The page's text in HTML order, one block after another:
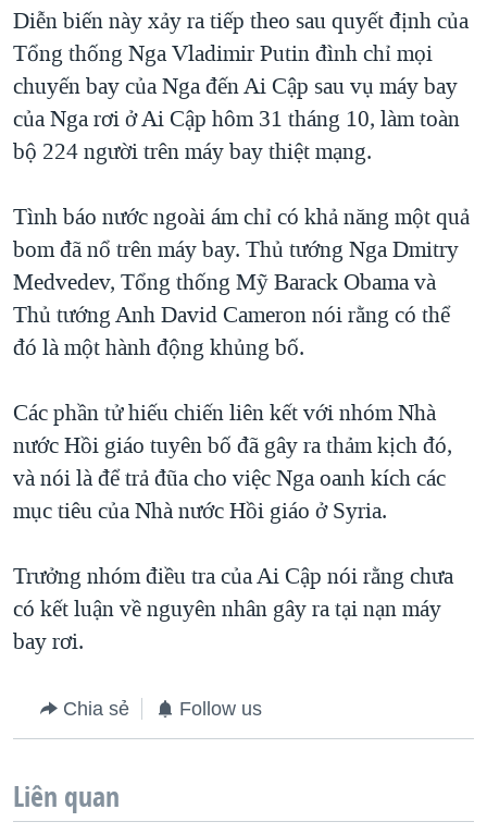
Diễn biến này xảy ra tiếp theo sau quyết định của
Tổng thống Nga Vladimir Putin đình chỉ mọi
chuyến bay của Nga đến Ai Cập sau vụ máy bay
của Nga rơi ở Ai Cập hôm 31 tháng 10, làm toàn
bộ 224 người trên máy bay thiệt mạng.
Tình báo nước ngoài ám chỉ có khả năng một quả
bom đã nổ trên máy bay. Thủ tướng Nga Dmitry
Medvedev, Tổng thống Mỹ Barack Obama và
Thủ tướng Anh David Cameron nói rằng có thể
đó là một hành động khủng bố.
Các phần tử hiếu chiến liên kết với nhóm Nhà
nước Hồi giáo tuyên bố đã gây ra thảm kịch đó,
và nói là để trả đũa cho việc Nga oanh kích các
mục tiêu của Nhà nước Hồi giáo ở Syria.
Trưởng nhóm điều tra của Ai Cập nói rằng chưa
có kết luận về nguyên nhân gây ra tại nạn máy
bay rơi.
Chia sẻ Follow us
Liên quan